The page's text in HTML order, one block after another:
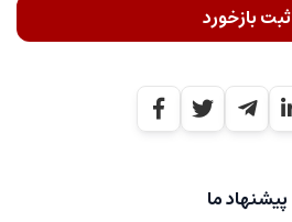
ثبت بازخورد
پیشنهاد ما